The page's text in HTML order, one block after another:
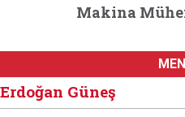
Makina
Erdoğan Güneş